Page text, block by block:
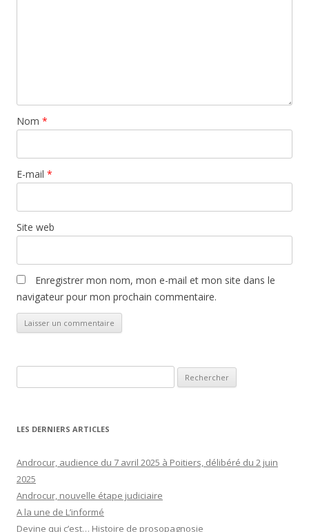
Nom *
E-mail *
Site web
Enregistrer mon nom, mon e-mail et mon site dans le
navigateur pour mon prochain commentaire.
LES DERNIERS ARTICLES
Androcur, audience du 7 avril 2025 à Poitiers, délibéré du 2 juin
2025
Androcur, nouvelle étape judiciaire
A la une de L’informé
Devine qui c’est… Histoire de prosopagnosie